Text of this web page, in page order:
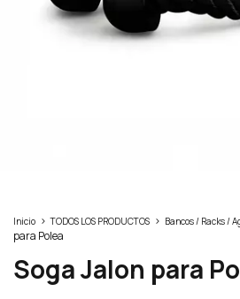
Inicio > TODOS LOS PRODUCTOS > Bancos / Racks /
para Polea
Soga Jalon para